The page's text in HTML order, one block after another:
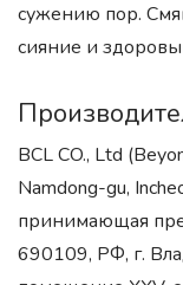
сужению пор.
сияние и
BCL CO., Ltd
Namdong-gu,
принимающая
690109, РФ, г.